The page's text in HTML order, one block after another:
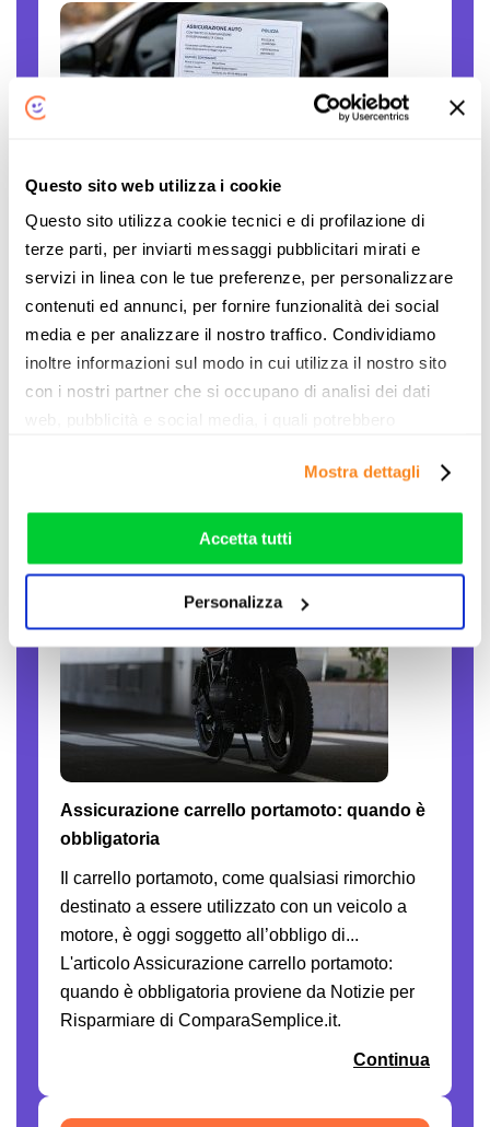
Questo sito web utilizza i cookie
Questo sito utilizza cookie tecnici e di profilazione di
terze parti, per inviarti messaggi pubblicitari mirati e
servizi in linea con le tue preferenze, per personalizzare
contenuti ed annunci, per fornire funzionalità dei social
media e per analizzare il nostro traffico. Condividiamo
inoltre informazioni sul modo in cui utilizza il nostro sito
con i nostri partner che si occupano di analisi dei dati
web, pubblicità e social media, i quali potrebbero
che hanno raccolto dal suo utilizzo dei loro servizi. Vedi
rifiutare o personalizzare il tuo consenso: cliccando sul
tasto "Accetta tutti”, selezionando le diverse categorie di
Mostra dettagli
Accetta tutti
Personalizza
Il caro assicurazioni RC auto è innegabile. Le
persone sono disperate, gli stipendi sono
sempre gli stessi, mentre il costo... L'articolo
Polizze auto false: come verificare se una
compagnia è autorizzata proviene da Notizie
per Risparmiare di ComparaSemplice.it.
Assicurazione carrello portamoto: quando è
obbligatoria
Il carrello portamoto, come qualsiasi rimorchio
destinato a essere utilizzato con un veicolo a
motore, è oggi soggetto all’obbligo di...
L'articolo Assicurazione carrello portamoto:
quando è obbligatoria proviene da Notizie per
Risparmiare di ComparaSemplice.it.
Continua